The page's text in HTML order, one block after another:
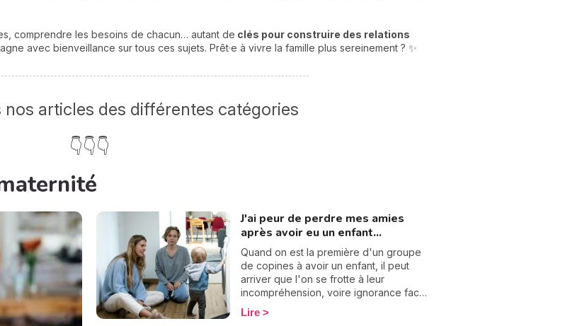
comprendre les besoins de chacun… autant de clés pour construire des relations
avec bienveillance sur tous ces sujets. Prêt·e à vivre la famille plus sereinement ? ✨
nos articles des différentes catégories
👇👇👇
J'ai peur de perdre mes amies
après avoir eu un enfant...
Quand on est la première d'un groupe
de copines à avoir un enfant, il peut
arriver que l'on se frotte à leur
incompréhension, voire ignorance face
à notre nouvelle situation. Moins de
coups de fil, plus d'invitation. Nos
Lire